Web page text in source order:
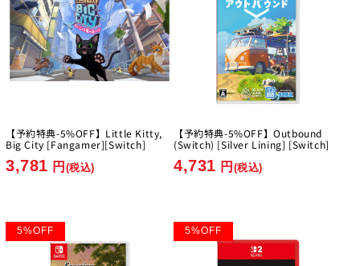
【予約特典-5%OFF】Little Kitty,
Big City [Fangamer][Switch]
3,781 円 (税込)
【予約特典-5%OFF】Outbound
(Switch) [Silver Lining] [Switch]
4,731 円 (税込)
5%OFF 5%OFF